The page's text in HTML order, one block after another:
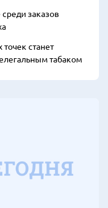
заказов
станет
табаком